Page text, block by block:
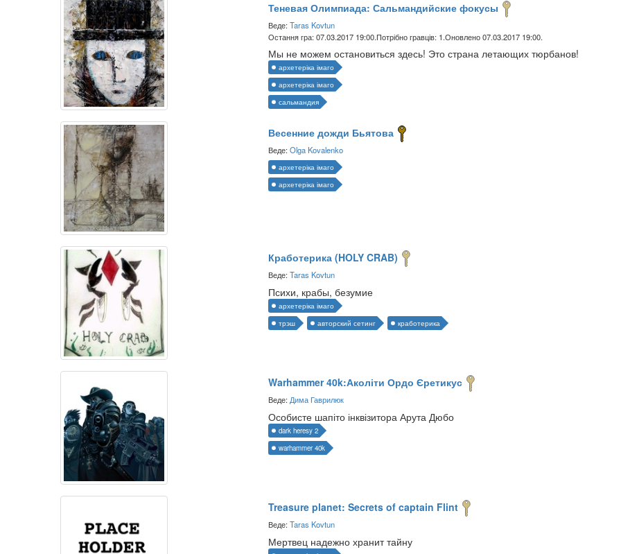
Теневая Олимпиада: Сальмандийские фокусы
Веде:Taras Kovtun
Остання гра: 07.03.2017 19:00.Потрібно гравців: 1.Оновлено 07.03.2017 19:00.
Мы не можем остановиться здесь! Это страна летающих тюрбанов!
архетеріка імаго
архетеріка імаго
сальмандия
Весенние дожди Бьятова
Веде:Olga Kovalenko
архетеріка імаго
архетеріка імаго
Кработерика (HOLY CRAB)
Веде:Taras Kovtun
Психи, крабы, безумие
архетеріка імаго
трэш
авторский сетинг кработерика
Warhammer 40k:Аколіти Ордо Єретикус
Веде:Дима Гаврилюк
Особисте шапіто інквізитора Арута Дюбо
dark heresy 2
warhammer 40k
Treasure planet: Secrets of captain Flint
Веде:Taras Kovtun
Мертвец надежно хранит тайну